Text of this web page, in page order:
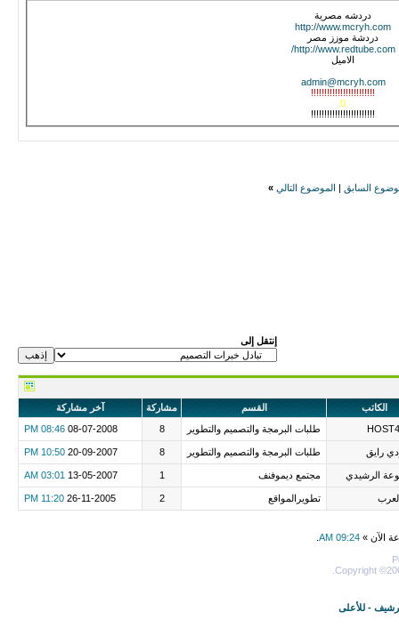
دردشه مصرية
http://www.mcryh.com
دردشة موزز مصر
http://www.redtube.com/
الاميل
admin@mcryh.com
!!!!!!!!!!!!!!!!!!!!!!!!
0
!!!!!!!!!!!!!!!!!!!!!!!!
السابق الموضوع التالي »
إنتقل إلى
الكاتب القسم مشاركة
آخر مشاركة
طلبات البرمجة والتصميم والتطوير 8
08-07-2008
08:46 PM
رايق طلبات البرمجة والتصميم والتطوير 8
20-09-2007
10:50 PM
الرشيدي مجتمع ديموفنف 1
13-05-2007
03:01 AM
تطويرالمواقع 2
26-11-2005
11:20 PM
الآن » 09:24 AM
Copyright
- للأعلى